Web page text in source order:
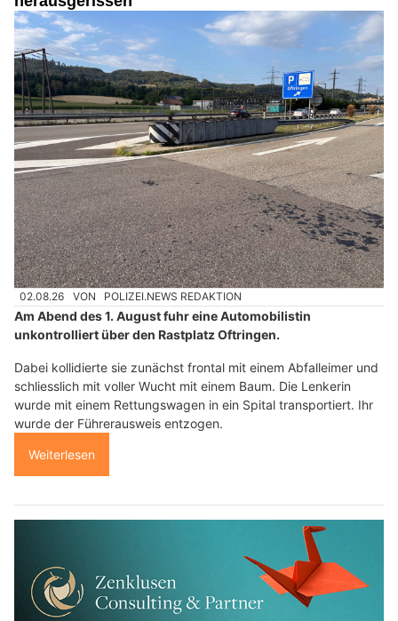
02.08.26 VON POLIZEI.NEWS REDAKTION
Am Abend des 1. August fuhr eine Automobilistin
unkontrolliert über den Rastplatz Oftringen.
Dabei kollidierte sie zunächst frontal mit einem Abfalleimer und
schliesslich mit voller Wucht mit einem Baum. Die Lenkerin
wurde mit einem Rettungswagen in ein Spital transportiert. Ihr
wurde der Führerausweis entzogen.
Weiterlesen